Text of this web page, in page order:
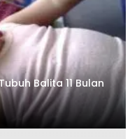
Balita 11 Bulan